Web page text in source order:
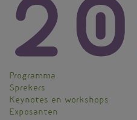
Programma
Sprekers
Keynotes en workshops
Exposanten